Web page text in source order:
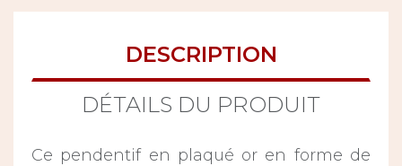
DESCRIPTION
DÉTAILS DU PRODUIT
Ce pendentif en plaqué or en forme de